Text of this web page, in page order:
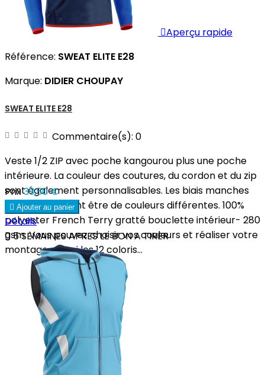
Aperçu rapide
Référence: SWEAT ELITE E28
Marque: DIDIER CHOUPAY
SWEAT ELITE E28
Commentaire(s): 0
Veste 1/2 ZIP avec poche kangourou plus une poche
intérieure. La couleur des coutures, du cordon et du zip
sont également personnalisables. Les biais manches
et corps peuvent être de couleurs différentes. 100%
polyester French Terry gratté bouclette intérieur- 280
gsm. Vous pouvez choisir vos couleurs et réaliser votre
montage parmi les 12 coloris...
Prix33,50 €
 Ajouter au panier
Détails
5 SEMAINES APRES LE BON A TIRER